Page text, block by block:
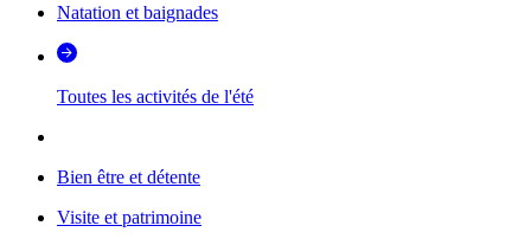
Natation et baignades
Toutes les activités de l'été
Bien être et détente
Visite et patrimoine